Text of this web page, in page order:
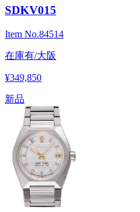
SDKV015
Item No.84514
在庫有/大阪
¥349,850
新品